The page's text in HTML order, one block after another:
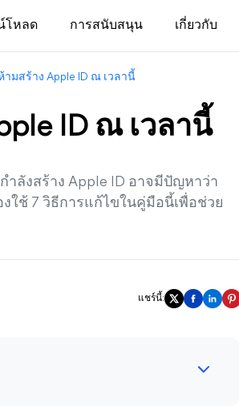
โหลด การสนับสนุน เกี่ยวกับ
ามสร้าง Apple ID ณ เวลานี้
ID ณ เวลานี้
ลังสร้าง Apple ID อาจมีปัญหาว่า
ใช้ 7 วิธีการแก้ไขในคู่มือนี้เพื่อช่วย
แชร์นี้: